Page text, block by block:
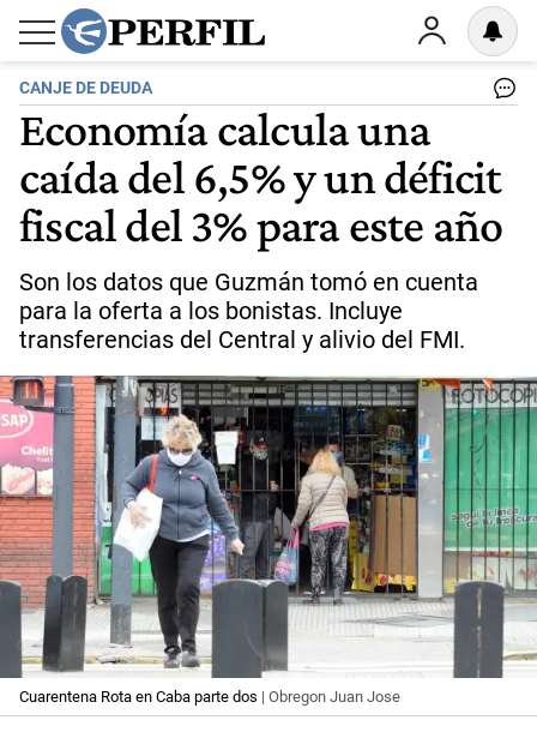
CANJE DE DEUDA
Economía calcula una
caída del 6,5% y un déficit
fiscal del 3% para este año
Son los datos que Guzmán tomó en cuenta
para la oferta a los bonistas. Incluye
transferencias del Central y alivio del FMI.
Cuarentena Rota en Caba parte dos | Obregon Juan Jose